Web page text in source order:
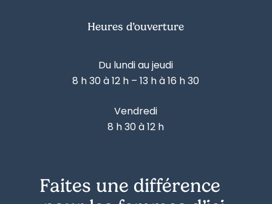
Heures d’ouverture
Du lundi au jeudi
8 h 30 à 12 h – 13 h à 16 h 30
Vendredi
8 h 30 à 12 h
Faites une différence